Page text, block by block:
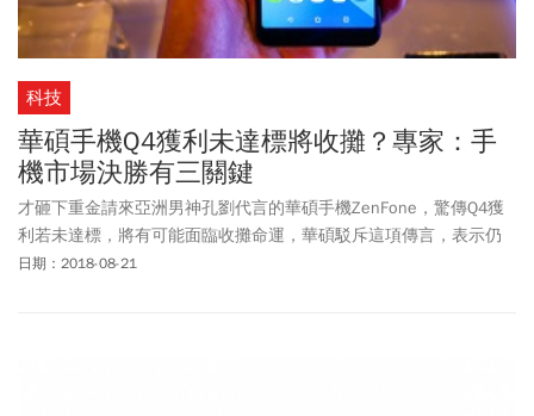
科技
華碩手機Q4獲利未達標將收攤？專家：手
機市場決勝有三關鍵
才砸下重金請來亞洲男神孔劉代言的華碩手機ZenFone，驚傳Q4獲
利若未達標，將有可能面臨收攤命運，華碩駁斥這項傳言，表示仍
會持續協助手機事業獲利，但外資與專家卻對華碩手機前景有顧
日期：2018-08-21